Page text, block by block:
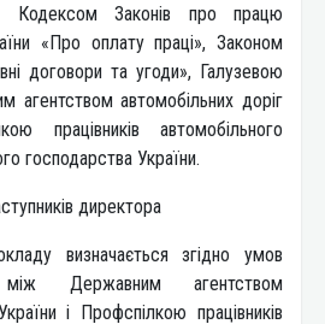
Кодексом Законів про працю
«Про оплату праці», Законом
договори та угоди», Галузевою
автомобільних доріг
працівників автомобільного
господарства України.
директора
визначається згідно умов
Державним агентством
і Профспілкою працівників